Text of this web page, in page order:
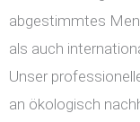
abgestimmtes
als auch
Unser
an ökologisch